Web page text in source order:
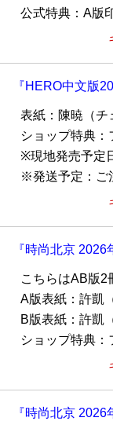
公式特典：A版
『HERO中文版
表紙：陳暁（チ
ショップ特典：
※現地発売予定
※発送予定：ご
『時尚北京
こちらはAB版2
A版表紙：許凱
B版表紙：許凱
ショップ特典：
『時尚北京